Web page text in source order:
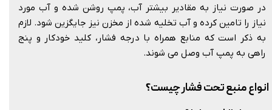
در صورت نیاز به مقادیر بیشتر آب، پمپ روشن شده و آب مورد
نیاز را تامین کرده و آب تخلیه شده از مخزن نیز جایگزین شود. لازم
به ذکر است که منابع همراه با درجه فشار، کلید خودکار و پنج
راهی به پمپ آب وصل می شوند.​​​​​​​
انواع منبع تحت فشار چیست؟